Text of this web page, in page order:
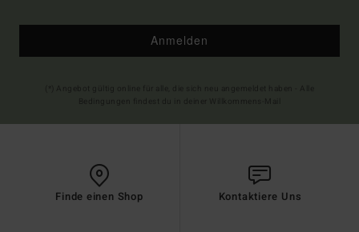
Anmelden
Finde einen Shop Kontaktiere Uns